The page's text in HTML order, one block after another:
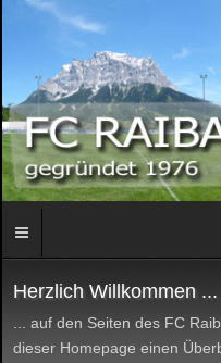
Herzlich Willkommen ...
... auf den Seiten des FC
dieser Homepage einen